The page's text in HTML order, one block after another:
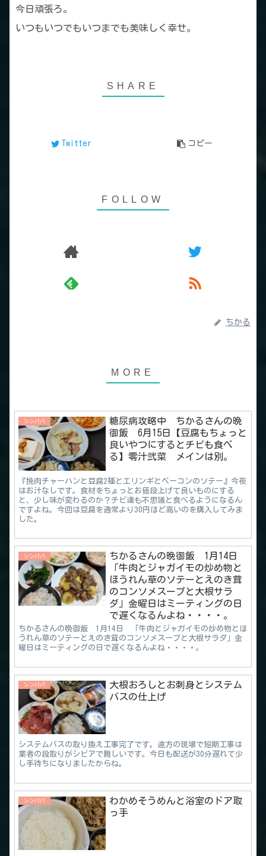
今日頑張ろ。
いつもいつでもいつまでも美味しく幸せ。
Twitter コピー
ちかる
シンパパ
糖尿病攻略中 ちかるさんの晩
御飯 6月15日【豆腐もちょっと
良いやつにするとチビも食べ
る】零汁弐菜 メインは別。
『挽肉チャーハンと豆腐2種とエリンギとベーコンのソテー』今夜
はお汁なしです。食材をちょっとお値段上げて良いものにする
と、少し味が変わるのか？チビ達も不思議と食べるようになるん
ですよね。今回は豆腐を通常より30円ほど高いのを購入してみま
した。
シンパパ
ちかるさんの晩御飯 1月14日
「牛肉とジャガイモの炒め物と
ほうれん草のソテーとえのき茸
のコンソメスープと大根サラ
ダ」金曜日はミーティングの日
で遅くなるんよね・・・・。
ちかるさんの晩御飯 1月14日 「牛肉とジャガイモの炒め物とほ
うれん草のソテーとえのき茸のコンソメスープと大根サラダ」金
曜日はミーティングの日で遅くなるんよね・・・・。
シンパパ
大根おろしとお刺身とシステム
バスの仕上げ
システムバスの取り換え工事完了です。遠方の現場で短期工事は
業者の段取りがシビアで難しいです。今日も配送が30分遅れて少
し手待ちになりましたからね。
シンパパ
わかめそうめんと浴室のドア取
っ手